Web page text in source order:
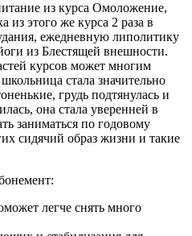
из курса Омоложение,
из этого же курса 2 раза в
ежедневную липолитику
из Блестящей внешности.
курсов может многим
стала значительно
грудь подтянулась и
она стала уверенней в
заниматься по годовому
сидячий образ жизни и такие
легче снять много